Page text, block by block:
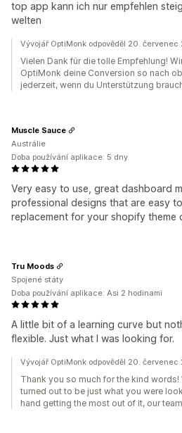
top app kann ich nur empfehlen
welten
Vývojář OptiMonk odpověděl 20. červenec
Vielen Dank für die tolle Empfehlung!
OptiMonk deine Conversion so nach
jederzeit, wenn du Unterstützung
Very easy to use, great dashboard
professional designs that are easy
replacement for your shopify theme
Muscle Sauce
Austrálie
Doba používání aplikace: 5 dny
A little bit of a learning curve but
flexible. Just what I was looking for.
Tru Moods
Spojené státy
Doba používání aplikace: Asi 2 hodinami
Vývojář OptiMonk odpověděl 20. červenec
Thank you so much for the kind words!
turned out to be just what you were
hand getting the most out of it, our